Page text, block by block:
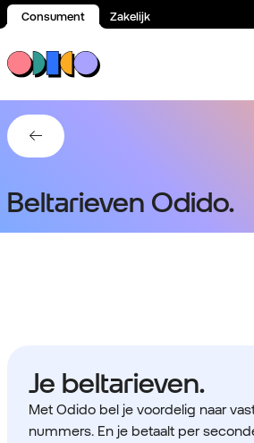
Consument Zakelijk
Terug naar Vast Bellen gebruiken.
Beltarieven Odido.
Je beltarieven.
Met Odido bel je voordelig naar
nummers. En je betaalt per